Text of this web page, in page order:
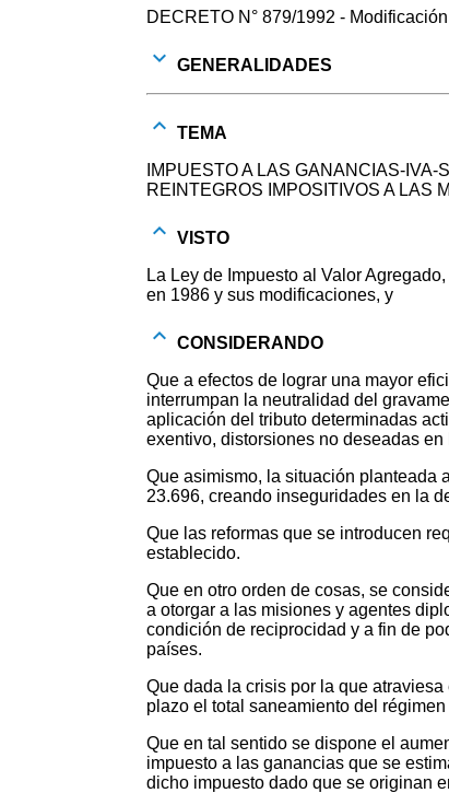
DECRETO N° 879/1992 -
GENERALIDADES
TEMA
IMPUESTO A LAS GANANCIAS-
REINTEGROS IMPOSITIVOS A LAS
VISTO
La Ley de Impuesto al Valor
en 1986 y sus modificaciones, y
CONSIDERANDO
Que a efectos de lograr una mayor
interrumpan la neutralidad del
aplicación del tributo determinadas
exentivo, distorsiones no deseadas
Que asimismo, la situación planteada
23.696, creando inseguridades en la
Que las reformas que se introducen
establecido.
Que en otro orden de cosas, se
a otorgar a las misiones y agentes
condición de reciprocidad y a fin de
países.
Que dada la crisis por la que
plazo el total saneamiento del
Que en tal sentido se dispone el
impuesto a las ganancias que se
dicho impuesto dado que se originan